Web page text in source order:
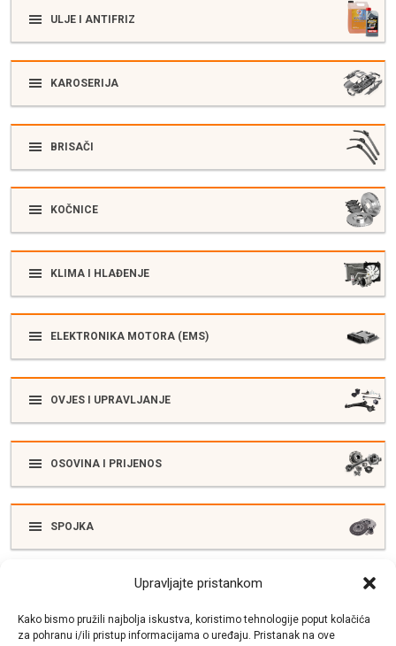
Upravljajte pristankom
Kako bismo pružili najbolja iskustva, koristimo tehnologije poput kolačića
za pohranu i/ili pristup informacijama o uređaju. Pristanak na ove
ULJE I ANTIFRIZ
KAROSERIJA
BRISAČI
KOČNICE
KLIMA I HLAĐENJE
ELEKTRONIKA MOTORA (EMS)
OVJES I UPRAVLJANJE
OSOVINA I PRIJENOS
SPOJKA